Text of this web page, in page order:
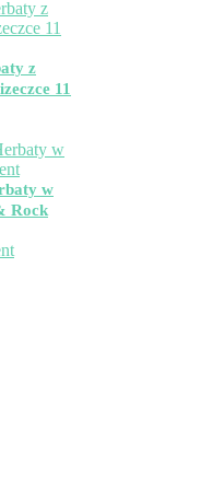
z
11
w
Rock